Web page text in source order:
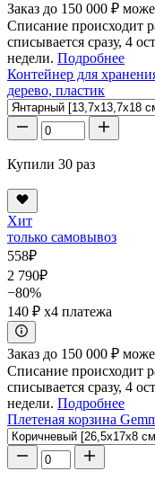
Заказ до 150 000 ₽
Списание происходит
списывается сразу, 4
недели. Подробнее
Контейнер для
дерево, пластик
Купили 30 раз
Хит
только самовывоз
558₽
2 790₽
−80%
140 ₽ x4 платежа
Заказ до 150 000 ₽
Списание происходит
списывается сразу, 4
недели. Подробнее
Плетеная корзина